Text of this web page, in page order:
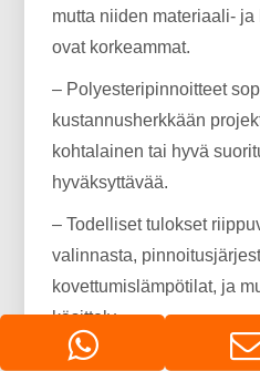
mutta niiden materiaali-
ovat korkeammat.
– Polyesteripinnoitteet
kustannusherkkään
kohtalainen tai hyvä
hyväksyttävää.
– Todelliset tulokset
valinnasta,
kovettumislämpötilat, ja
käsittely.